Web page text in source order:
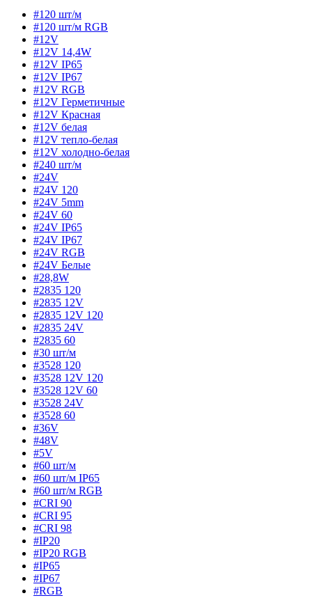
#120 шт/м
#120 шт/м RGB
#12V
#12V 14,4W
#12V IP65
#12V IP67
#12V RGB
#12V Герметичные
#12V Красная
#12V белая
#12V тепло-белая
#12V холодно-белая
#240 шт/м
#24V
#24V 120
#24V 5mm
#24V 60
#24V IP65
#24V IP67
#24V RGB
#24V Белые
#28,8W
#2835 120
#2835 12V
#2835 12V 120
#2835 24V
#2835 60
#30 шт/м
#3528 120
#3528 12V 120
#3528 12V 60
#3528 24V
#3528 60
#36V
#48V
#5V
#60 шт/м
#60 шт/м IP65
#60 шт/м RGB
#CRI 90
#CRI 95
#CRI 98
#IP20
#IP20 RGB
#IP65
#IP67
#RGB